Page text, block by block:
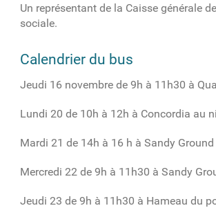
Un représentant de la Caisse générale
sociale.
Calendrier du bus
Jeudi 16 novembre de 9h à 11h30 à
Lundi 20 de 10h à 12h à Concordia au
Mardi 21 de 14h à 16 h à Sandy Ground
Mercredi 22 de 9h à 11h30 à Sandy
Jeudi 23 de 9h à 11h30 à Hameau du